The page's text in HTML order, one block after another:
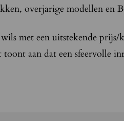
overjarige modellen en
met een uitstekende
aan dat een sfeervolle